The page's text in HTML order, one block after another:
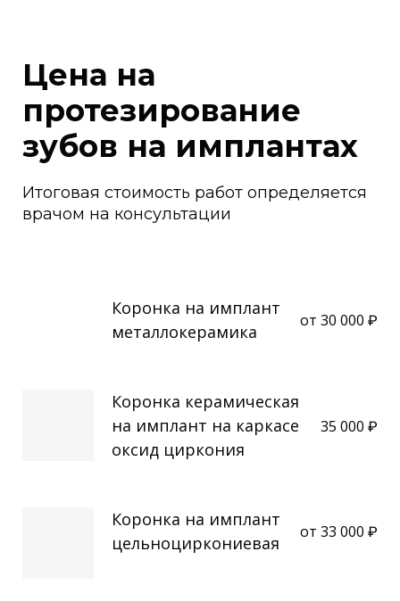
Цена на
протезирование
зубов на имплантах
Итоговая стоимость работ определяется
врачом на консультации
Коронка на имплант
металлокерамика
от 30 000 ₽
Коронка керамическая
на имплант на каркасе
оксид циркония
35 000 ₽
Коронка на имплант
цельноциркониевая
от 33 000 ₽